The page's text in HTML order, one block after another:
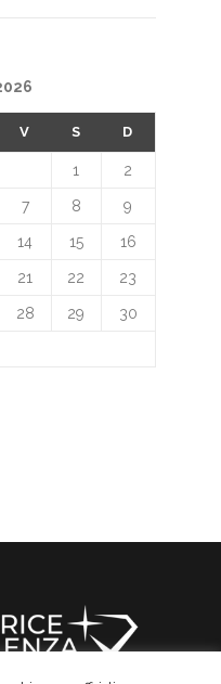
V S D
1 2
7 8 9
14 15 16
21 22 23
28 29 30